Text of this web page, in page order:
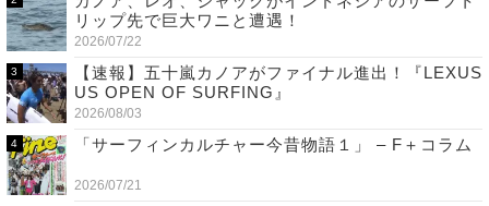
リップ先で巨大ワニと遭遇！
2026/07/22
【速報】五十嵐カノアがファイナル進出！『LEXUS
US OPEN OF SURFING』
2026/08/03
「サーフィンカルチャー今昔物語１」 – F＋コラム
2026/07/21